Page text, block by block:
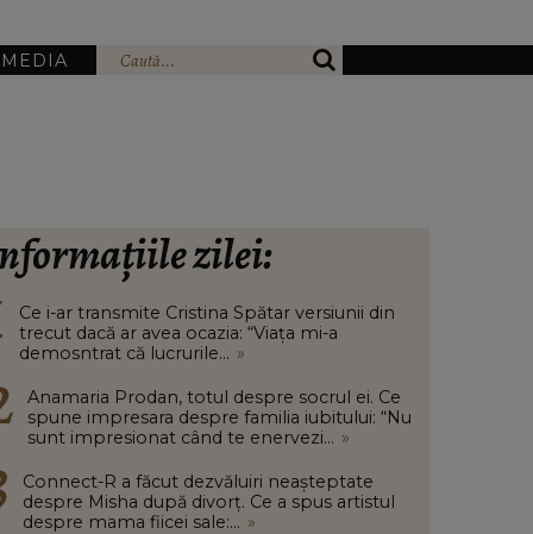
zilei:
Ce i-ar transmite Cristina Spătar versiunii din
trecut dacă ar avea ocazia: “Viața mi-a
demosntrat că lucrurile... »
Anamaria Prodan, totul despre socrul ei. Ce
spune impresara despre familia iubitului: “Nu
sunt impresionat când te enervezi... »
Connect-R a făcut dezvăluiri neașteptate
despre Misha după divorț. Ce a spus artistul
despre mama fiicei sale:... »